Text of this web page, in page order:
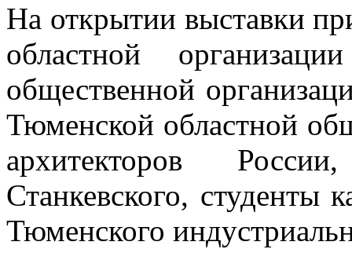
На открытии выставки
областной
общественной
Тюменской областной
архитекторов
Станкевского, студенты
Тюменского